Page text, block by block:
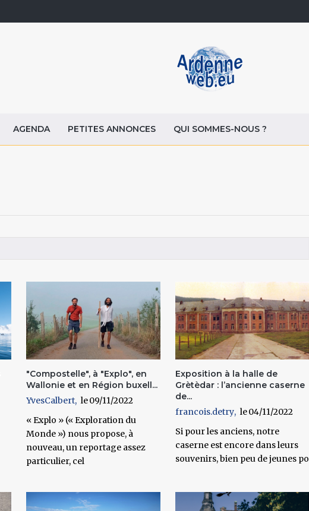
AGENDA PETITES ANNONCES QUI SOMMES-NOUS ?
"Compostelle", à "Explo", en
Wallonie et en Région buxell...
YvesCalbert
09/11/2022
« Explo » (« Exploration du
Monde ») nous propose, à
nouveau, un reportage assez
particulier, cel
Exposition à la halle de
Grètèdar : l’ancienne caserne
de...
francois.detry
04/11/2022
Si pour les anciens, notre
caserne est encore dans leurs
souvenirs, bien peu de jeunes po